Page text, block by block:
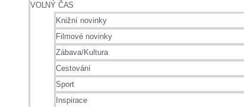
VOLNÝ ČAS
Knižní novinky
Filmové novinky
Zábava/Kultura
Cestování
Sport
Inspirace